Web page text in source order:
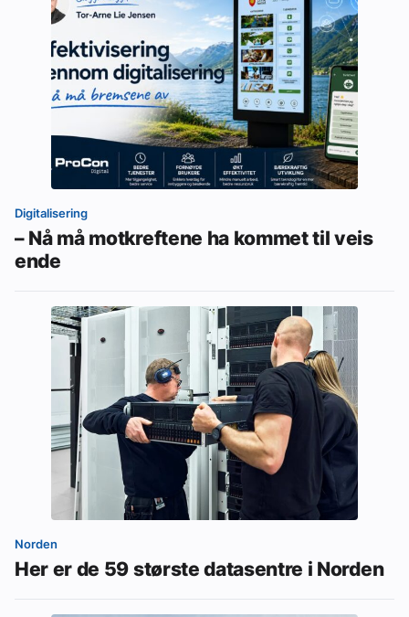
Digitalisering
– Nå må motkreftene ha kommet til veis
ende
Norden
Her er de 59 største datasentre i Norden